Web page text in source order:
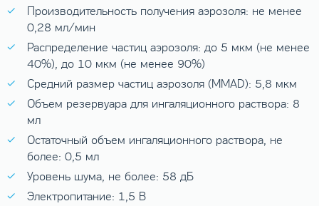
Производительность получения аэрозоля: не менее
0,28 мл/мин
Распределение частиц аэрозоля: до 5 мкм (не менее
40%), до 10 мкм (не менее 90%)
Средний размер частиц аэрозоля (MMAD): 5,8 мкм
Объем резервуара для ингаляционного раствора: 8
мл
Остаточный объем ингаляционного раствора, не
более: 0,5 мл
Уровень шума, не более: 58 дБ
Электропитание: 1,5 В